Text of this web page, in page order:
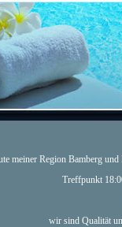
meiner Region Bamberg
Treffpunkt
wir sind Qualität